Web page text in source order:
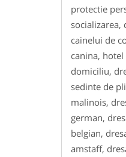
protectie
socializarea,
cainelui de
canina,
domiciliu,
sedinte de
malinois,
german,
belgian,
amstaff,